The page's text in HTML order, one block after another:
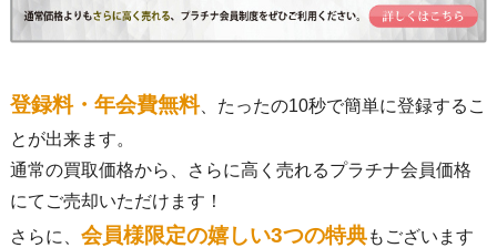
登録料・年会費無料、たったの10秒で簡単に登録するこ
とが出来ます。
通常の買取価格から、さらに高く売れるプラチナ会員価格
にてご売却いただけます！
さらに、 会員様限定の嬉しい3つの特典もございます